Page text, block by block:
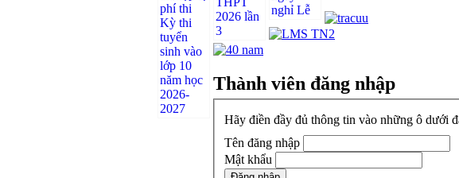
Thành viên đăng nhập
Hãy điền đầy đủ thông tin vào những ô dưới
Tên đăng nhập
Mật khẩu